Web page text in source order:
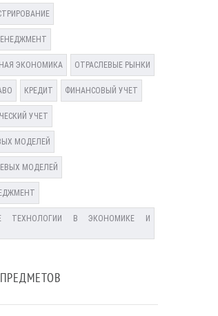
ЭКОНОМИКА ОТРАСЛЕВЫЕ РЫНКИ
КРЕДИТ ФИНАНСОВЫЙ УЧЕТ
УЧЕТ
МОДЕЛЕЙ
МОДЕЛЕЙ
ТЕХНОЛОГИИ В ЭКОНОМИКЕ И